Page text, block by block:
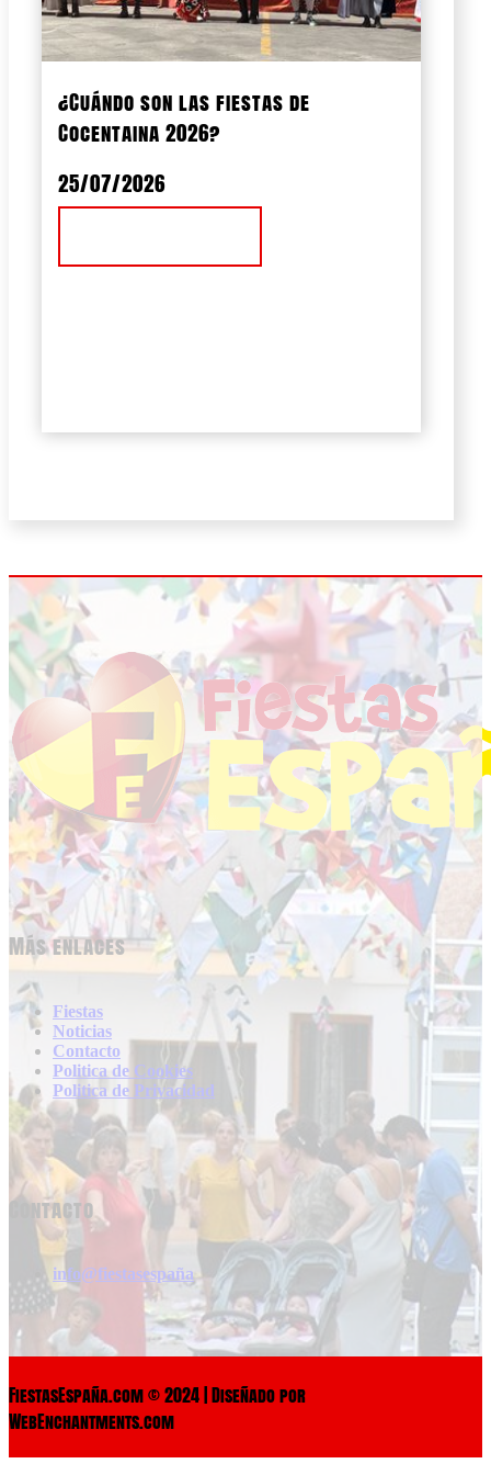
¿Cuándo son las fiestas de
Cocentaina 2026?
25/07/2026
Más enlaces
Fiestas
Noticias
Contacto
Politica de Cookies
Politica de Privacidad
Contacto
info@fiestasespaña
FiestasEspaña.com © 2024 | Diseñado por
WebEnchantments.com